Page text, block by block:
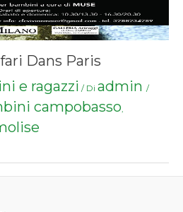
Dans Paris
e ragazzi / Di admin /
campobasso,